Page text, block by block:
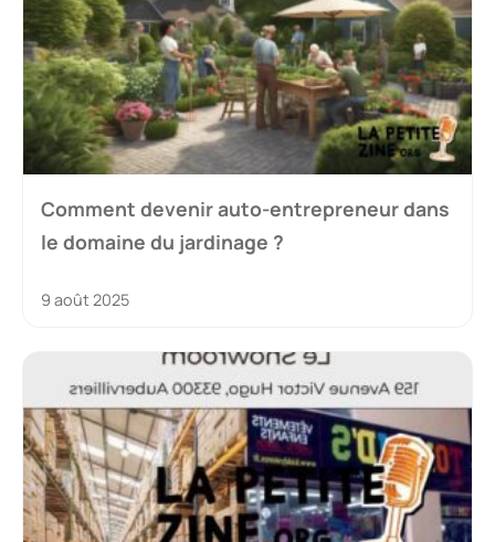
Comment devenir auto-entrepreneur dans
le domaine du jardinage ?
9 août 2025